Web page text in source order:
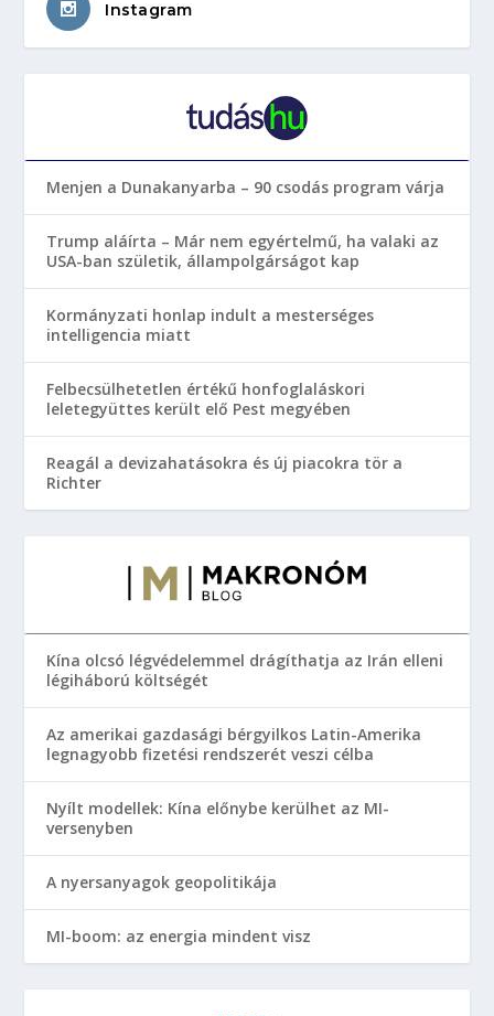
Instagram
Menjen a Dunakanyarba – 90 csodás program várja
Trump aláírta – Már nem egyértelmű, ha valaki az
USA-ban születik, állampolgárságot kap
Kormányzati honlap indult a mesterséges
intelligencia miatt
Felbecsülhetetlen értékű honfoglaláskori
leletegyüttes került elő Pest megyében
Reagál a devizahatásokra és új piacokra tör a
Richter
Kína olcsó légvédelemmel drágíthatja az Irán elleni
légiháború költségét
Az amerikai gazdasági bérgyilkos Latin-Amerika
legnagyobb fizetési rendszerét veszi célba
Nyílt modellek: Kína előnybe kerülhet az MI-
versenyben
A nyersanyagok geopolitikája
MI-boom: az energia mindent visz